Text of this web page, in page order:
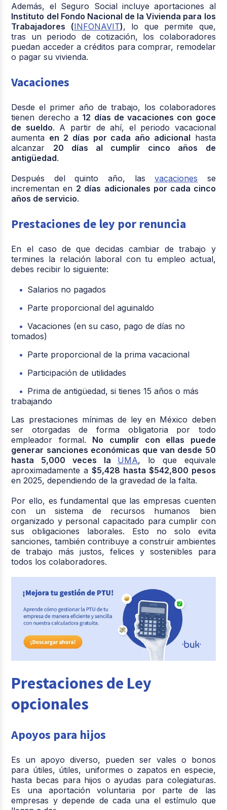
Además, el Seguro Social incluye aportaciones al
Instituto del Fondo Nacional de la Vivienda para los
Trabajadores (INFONAVIT), lo que permite que,
tras un periodo de cotización, los colaboradores
puedan acceder a créditos para comprar, remodelar
o pagar su vivienda.
Vacaciones
Desde el primer año de trabajo, los colaboradores
tienen derecho a 12 días de vacaciones con goce
de sueldo. A partir de ahí, el periodo vacacional
aumenta en 2 días por cada año adicional hasta
alcanzar 20 días al cumplir cinco años de
antigüedad.
Después del quinto año, lasvacaciones se
incrementan en 2 días adicionales por cada cinco
años de servicio.
Prestaciones de ley por renuncia
En el caso de que decidas cambiar de trabajo y
termines la relación laboral con tu empleo actual,
debes recibir lo siguiente:
Salarios no pagados
Parte proporcional del aguinaldo
Vacaciones (en su caso, pago de días no
tomados)
Parte proporcional de la prima vacacional
Participación de utilidades
Prima de antigüedad, si tienes 15 años o más
trabajando
Las prestaciones mínimas de ley en México deben
ser otorgadas de forma obligatoria por todo
empleador formal. No cumplir con ellas puede
generar sanciones económicas que van desde 50
hasta 5,000 veces la UMA, lo que equivale
aproximadamente a$5,428 hasta $542,800 pesos
en 2025, dependiendo de la gravedad de la falta.
Por ello, es fundamental que las empresas cuenten
con un sistema de recursos humanos bien
organizado y personal capacitado para cumplir con
sus obligaciones laborales. Esto no solo evita
sanciones, también contribuye a construir ambientes
de trabajo más justos, felices y sostenibles para
todos los colaboradores.
Prestaciones de Ley
opcionales
Apoyos para hijos
Es un apoyo diverso, pueden ser vales o bonos
para útiles, útiles, uniformes o zapatos en especie,
hasta becas para hijos o ayudas para colegiaturas.
Es una aportación voluntaria por parte de las
empresas y depende de cada una el estímulo que